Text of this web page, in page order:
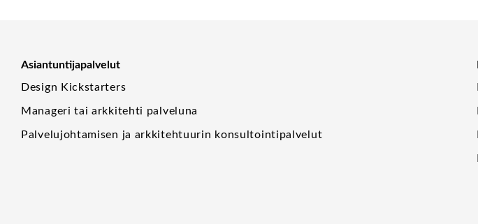
Asiantuntijapalvelut
Design Kickstarters
Manageri tai arkkitehti palveluna
Palvelujohtamisen ja arkkitehtuurin konsultointipalvelut